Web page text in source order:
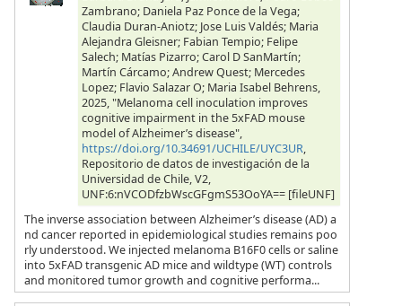
Zambrano; Daniela Paz Ponce de la Vega;
Claudia Duran-Aniotz; Jose Luis Valdés; Maria
Alejandra Gleisner; Fabian Tempio; Felipe
Salech; Matías Pizarro; Carol D SanMartín;
Martín Cárcamo; Andrew Quest; Mercedes
Lopez; Flavio Salazar O; Maria Isabel Behrens,
2025, "Melanoma cell inoculation improves
cognitive impairment in the 5xFAD mouse
model of Alzheimer’s disease",
https://doi.org/10.34691/UCHILE/UYC3UR,
Repositorio de datos de investigación de la
Universidad de Chile, V2,
UNF:6:nVCODfzbWscGFgmS53OoYA== [fileUNF]
The inverse association between Alzheimer’s disease (AD) a
nd cancer reported in epidemiological studies remains poo
rly understood. We injected melanoma B16F0 cells or saline
into 5xFAD transgenic AD mice and wildtype (WT) controls
and monitored tumor growth and cognitive performa...